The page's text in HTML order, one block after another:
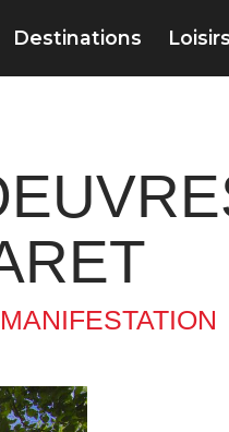
Destinations Loisirs